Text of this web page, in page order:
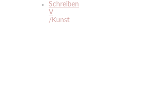
Schreiben
V
/Kunst